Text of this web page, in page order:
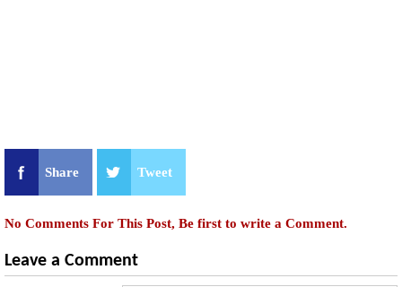
Share Tweet
No Comments For This Post, Be first to write a Comment.
Leave a Comment